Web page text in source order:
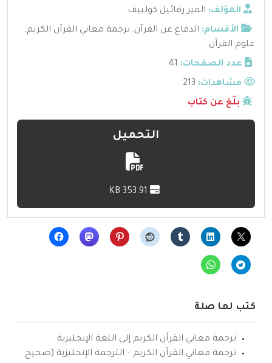
المؤلف: المير رفائيل كولييف
الأقسام: الدفاع عن القرآن, ترجمة معاني القرآن الكريم,
علوم القرآن
عدد الصفحات: 41
مشاهدات:
بلّغ عن كتاب
التحميل
كتب لها صلة
ترجمة معاني القرآن الكريم إلى اللغة الإنجليزية
ترجمة معاني القرآن الكريم – الترجمة الإنجليزية (صحيح